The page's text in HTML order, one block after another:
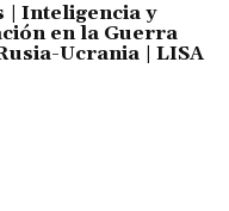
| Inteligencia y
en la Guerra
Ucrania | LISA